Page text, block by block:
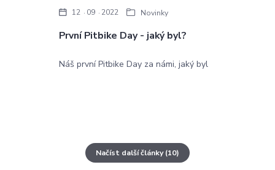
První Pitbike Day - jaký byl?
12 09 2022 Novinky
Náš první Pitbike Day za námi, jaký byl
Načíst další články (10)